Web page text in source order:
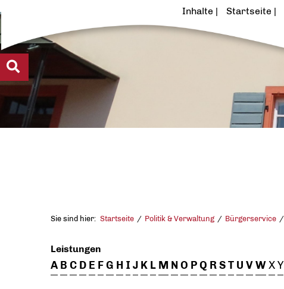
Inhalte Startseite
Sie sind hier: Startseite Politik & Verwaltung Bürgerservice
Leistungen
A B C D E FG H I J K L M NO PQ RST U VWXY